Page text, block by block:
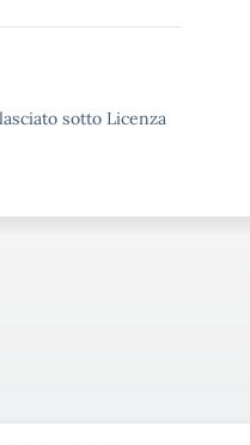
sotto Licenza